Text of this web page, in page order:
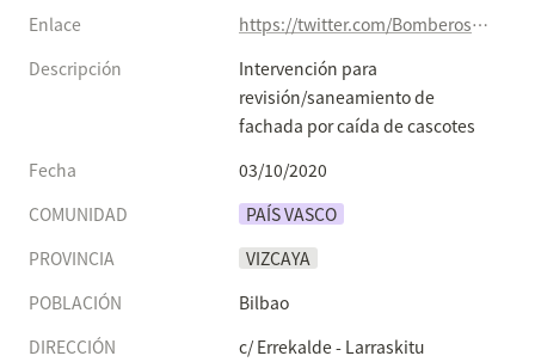
Enlace
https://twitter.com/BomberosBilbao/status/1312364113876660224
Descripción
Intervención para
revisión/saneamiento de
fachada por caída de cascotes
Fecha
03/10/2020
COMUNIDAD
PAÍS VASCO
PROVINCIA
VIZCAYA
POBLACIÓN
Bilbao
DIRECCIÓN
c/ Errekalde - Larraskitu